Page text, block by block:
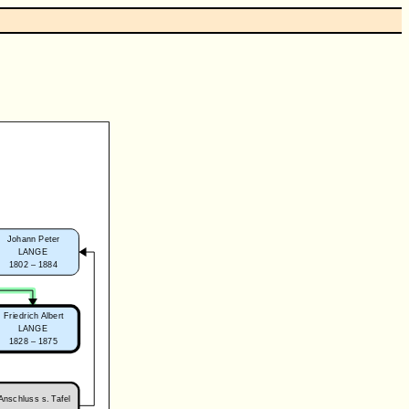
Johann Peter
LANGE
1802 – 1884
Friedrich Albert
LANGE
1828 – 1875
s. Tafel